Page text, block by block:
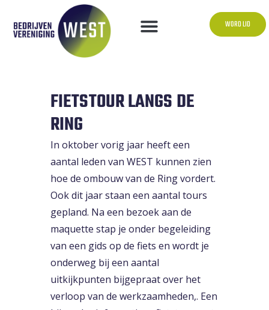
WORD LID
FIETSTOUR LANGS DE
RING
In oktober vorig jaar heeft een
aantal leden van WEST kunnen zien
hoe de ombouw van de Ring vordert.
Ook dit jaar staan een aantal tours
gepland. Na een bezoek aan de
maquette stap je onder begeleiding
van een gids op de fiets en wordt je
onderweg bij een aantal
uitkijkpunten bijgepraat over het
verloop van de werkzaamheden,. Een